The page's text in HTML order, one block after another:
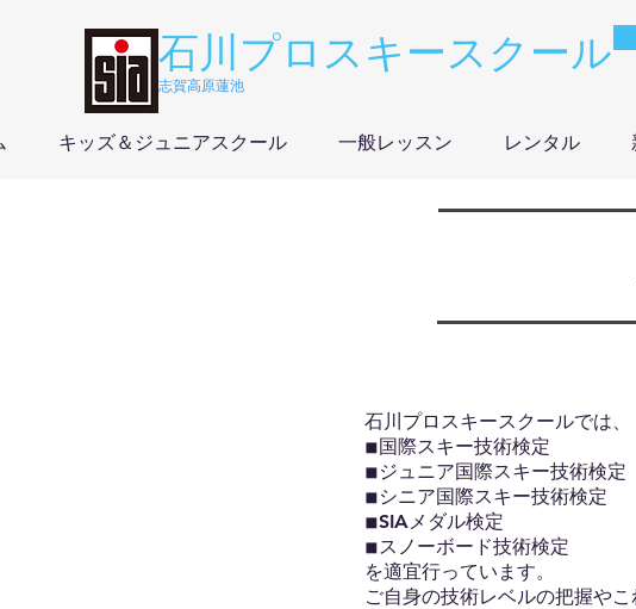
石川プロスキースクール
志賀高原蓮池
キッズ＆ジュニアスクール 一般レッスン レンタル
石川プロスキースクールでは、
◾︎国際スキー技術検定
◾︎ジュニア国際スキー技術検定
◾︎シニア国際スキー技術検定
◾︎SIAメダル検定
◾︎スノーボード技術検定
を適宜行っています。
ご自身の技術レベルの把握や